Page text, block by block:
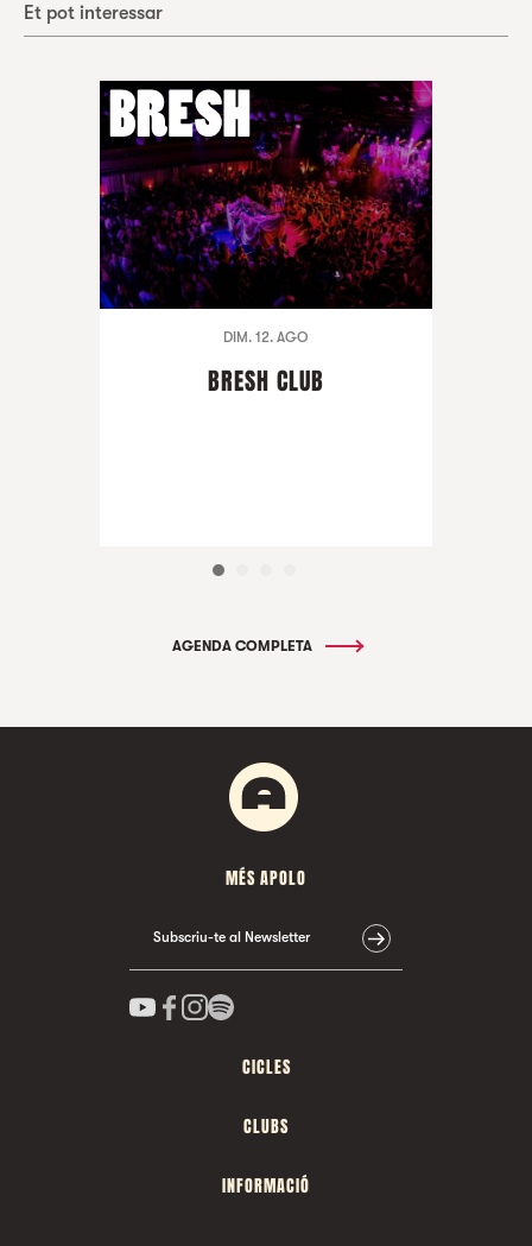
Et pot interessar
DIM. 12. AGO
BRESH CLUB
AGENDA COMPLETA
MÉS APOLO
Subscriu-te al Newsletter
CICLES
CLUBS
INFORMACIÓ